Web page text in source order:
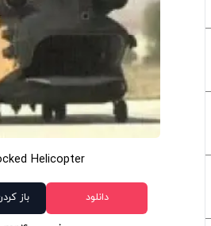
Helicopter
دانلود باز